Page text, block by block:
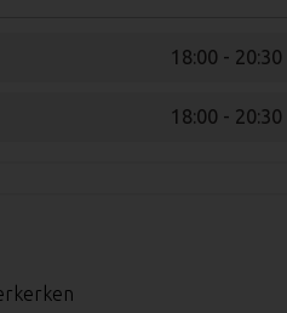
18:00 - 20:30
18:00 - 20:30